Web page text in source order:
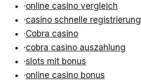
·online casino vergleich
·casino schnelle registrierung
·Cobra casino
·cobra casino auszahlung
·slots mit bonus
·online casino bonus